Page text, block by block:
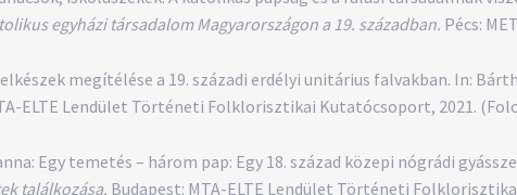
egyházi társadalom Magyarországon a 19. században. Pécs:
megítélése a 19. századi erdélyi unitárius falvakban. In:
ELTE Lendület Történeti Folklorisztikai Kutatócsoport, 2021.
Egy temetés – három pap: Egy 18. század közepi nógrádi
találkozása. Budapest: MTA-ELTE Lendület Történeti